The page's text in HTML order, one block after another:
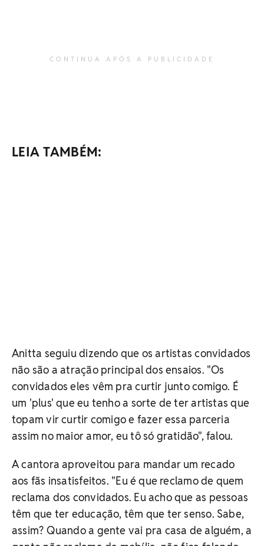
CONTINUA APÓS A PUBLICIDADE
LEIA TAMBÉM:
Anitta seguiu dizendo que os artistas convidados
não são a atração principal dos ensaios. "Os
convidados eles vêm pra curtir junto comigo. É
um 'plus' que eu tenho a sorte de ter artistas que
topam vir curtir comigo e fazer essa parceria
assim no maior amor, eu tô só gratidão", falou.
A cantora aproveitou para mandar um recado
aos fãs insatisfeitos. "Eu é que reclamo de quem
reclama dos convidados. Eu acho que as pessoas
têm que ter educação, têm que ter senso. Sabe,
assim? Quando a gente vai pra casa de alguém, a